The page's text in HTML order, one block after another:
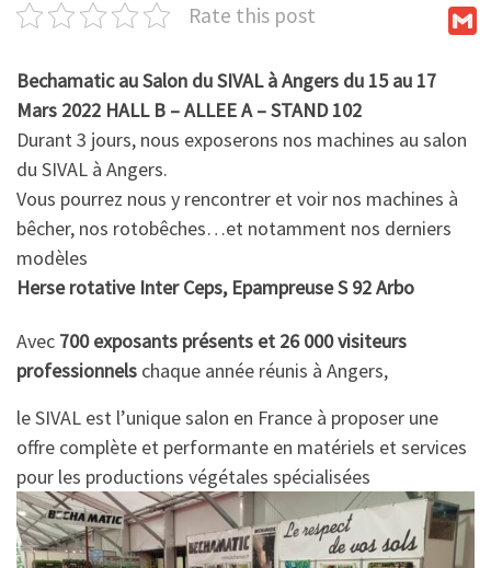
Rate this post
Bechamatic au Salon du SIVAL à Angers du 15 au 17
Mars 2022 HALL B – ALLEE A – STAND 102
Durant 3 jours, nous exposerons nos machines au salon
du SIVAL à Angers.
Vous pourrez nous y rencontrer et voir nos machines à
bêcher, nos rotobêches…et notamment nos derniers
modèles
Herse rotative Inter Ceps, Epampreuse S 92 Arbo
Avec 700 exposants présents et 26 000 visiteurs
professionnels chaque année réunis à Angers,
le SIVAL est l’unique salon en France à proposer une
offre complète et performante en matériels et services
pour les productions végétales spécialisées
Print